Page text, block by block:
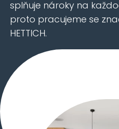
splňuje nároky na
proto pracujeme se
HETTICH.